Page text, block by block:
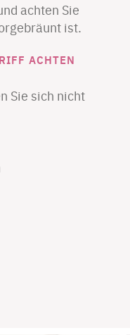
achten Sie
ist.
ACHTEN
Sie sich nicht